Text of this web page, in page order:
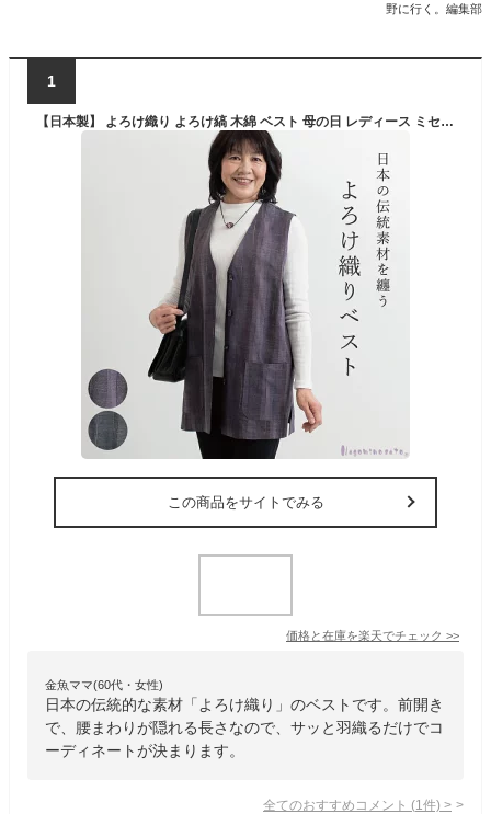
野に行く。編集部
1
【日本製】 よろけ織り よろけ縞 木綿 ベスト 母の日 レディース ミセス 50代 60代 70代 ファッション 春 夏 秋 婦人服 和風 おしゃれ 母 おばあちゃん 服 プレゼント敬老の日 羽織り 上着
この商品をサイトでみる
価格と在庫を楽天でチェック >>
金魚ママ(60代・女性)
日本の伝統的な素材「よろけ織り」のベストです。前開き
で、腰まわりが隠れる長さなので、サッと羽織るだけでコ
ーディネートが決まります。
全てのおすすめコメント (1 件) >